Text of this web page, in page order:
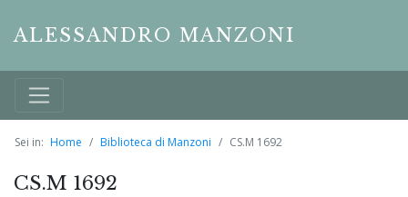
ALESSANDRO MANZONI
Sei in: Home Biblioteca di Manzoni CS.M 1692
CS.M 1692